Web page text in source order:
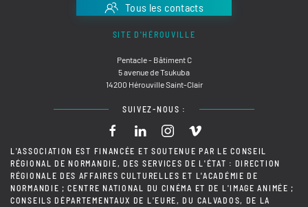
Tous les contacts
SITE D'HÉROUVILLE
Pentacle - Bâtiment C
5 avenue de Tsukuba
14200 Hérouville Saint-Clair
SUIVEZ-NOUS :
L'ASSOCIATION EST FINANCÉE ET SOUTENUE PAR LE CONSEIL
RÉGIONAL DE NORMANDIE, DES SERVICES DE L'ÉTAT : DIRECTION
RÉGIONALE DES AFFAIRES CULTURELLES ET L'ACADÉMIE DE
NORMANDIE ; CENTRE NATIONAL DU CINÉMA ET DE L'IMAGE ANIMÉE ;
CONSEILS DÉPARTEMENTAUX DE L'EURE, DU CALVADOS, DE LA